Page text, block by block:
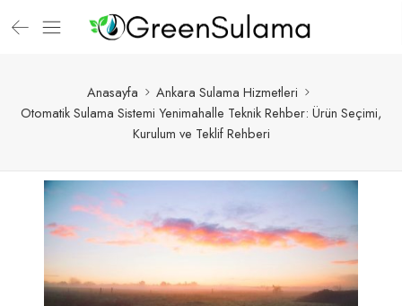
Anasayfa
Ankara Sulama Hizmetleri
Otomatik Sulama Sistemi Yenimahalle Teknik Rehber: Ürün Seçimi,
Kurulum ve Teklif Rehberi